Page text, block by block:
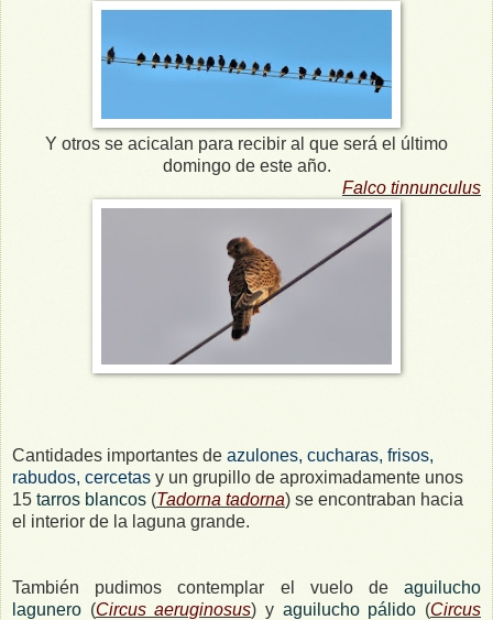
Y otros se acicalan para recibir al que será el último
domingo de este año.
Falco tinnunculus
Cantidades importantes de azulones, cucharas, frisos,
rabudos, cercetas y un grupillo de aproximadamente unos
15 tarros blancos (Tadorna tadorna) se encontraban hacia
el interior de la laguna grande.
También pudimos contemplar el vuelo de aguilucho
lagunero (Circus aeruginosus) y aguilucho pálido (Circus